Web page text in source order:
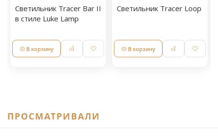
Светильник Tracer Bar II
в стиле Luke Lamp
В корзину
Светильник Tracer Loop
В корзину
ПРОСМАТРИВАЛИ